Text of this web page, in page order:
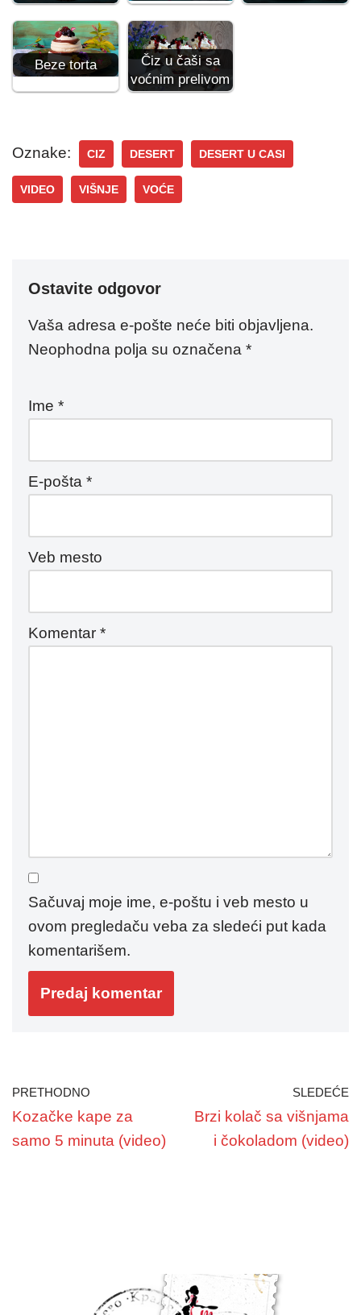
Beze torta
Čiz u čaši sa
voćnim prelivom
Oznake: CIZ DESERT DESERT U CASI
VIDEO VIŠNJE VOĆE
Ostavite odgovor
Vaša adresa e-pošte neće biti objavljena.
Neophodna polja su označena *
Ime *
E-pošta *
Veb mesto
Komentar *
Sačuvaj moje ime, e-poštu i veb mesto u
ovom pregledaču veba za sledeći put kada
komentarišem.
PRETHODNO
Kozačke kape za
samo 5 minuta (video)
SLEDEĆE
Brzi kolač sa višnjama
i čokoladom (video)